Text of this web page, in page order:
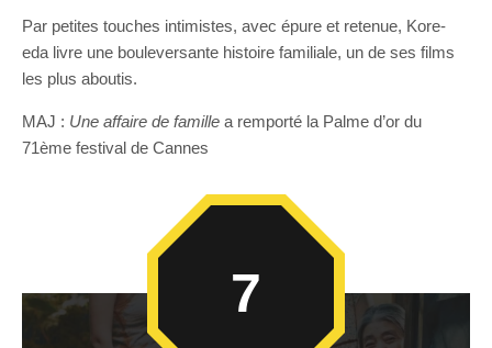
Par petites touches intimistes, avec épure et retenue, Kore-
eda livre une bouleversante histoire familiale, un de ses films
les plus aboutis.
MAJ : Une affaire de famille a remporté la Palme d’or du
71ème festival de Cannes
7